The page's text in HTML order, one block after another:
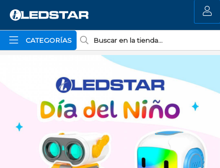
CATEGORÍAS
MI COMPRA